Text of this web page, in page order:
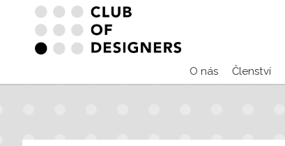
O nás Členství